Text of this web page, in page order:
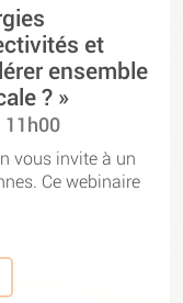
et
ensemble
? »
11h00
vous invite à un
Ce webinaire